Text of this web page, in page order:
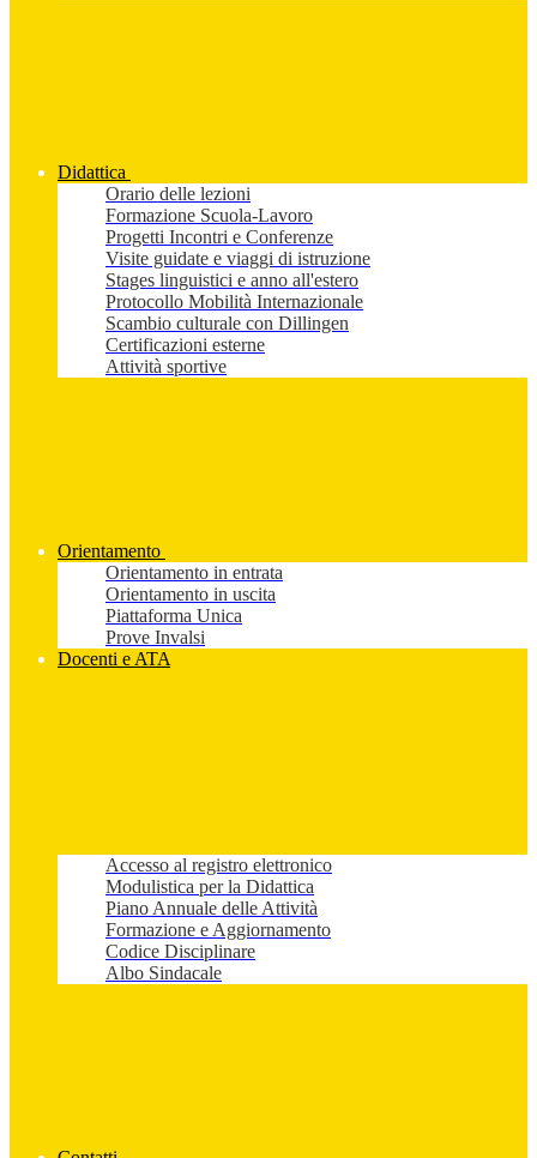
Didattica
Orario delle lezioni
Formazione Scuola-Lavoro
Progetti Incontri e Conferenze
Visite guidate e viaggi di istruzione
Stages linguistici e anno all'estero
Protocollo Mobilità Internazionale
Scambio culturale con Dillingen
Certificazioni esterne
Attività sportive
Orientamento
Orientamento in entrata
Orientamento in uscita
Piattaforma Unica
Prove Invalsi
Docenti e ATA
Accesso al registro elettronico
Modulistica per la Didattica
Piano Annuale delle Attività
Formazione e Aggiornamento
Codice Disciplinare
Albo Sindacale